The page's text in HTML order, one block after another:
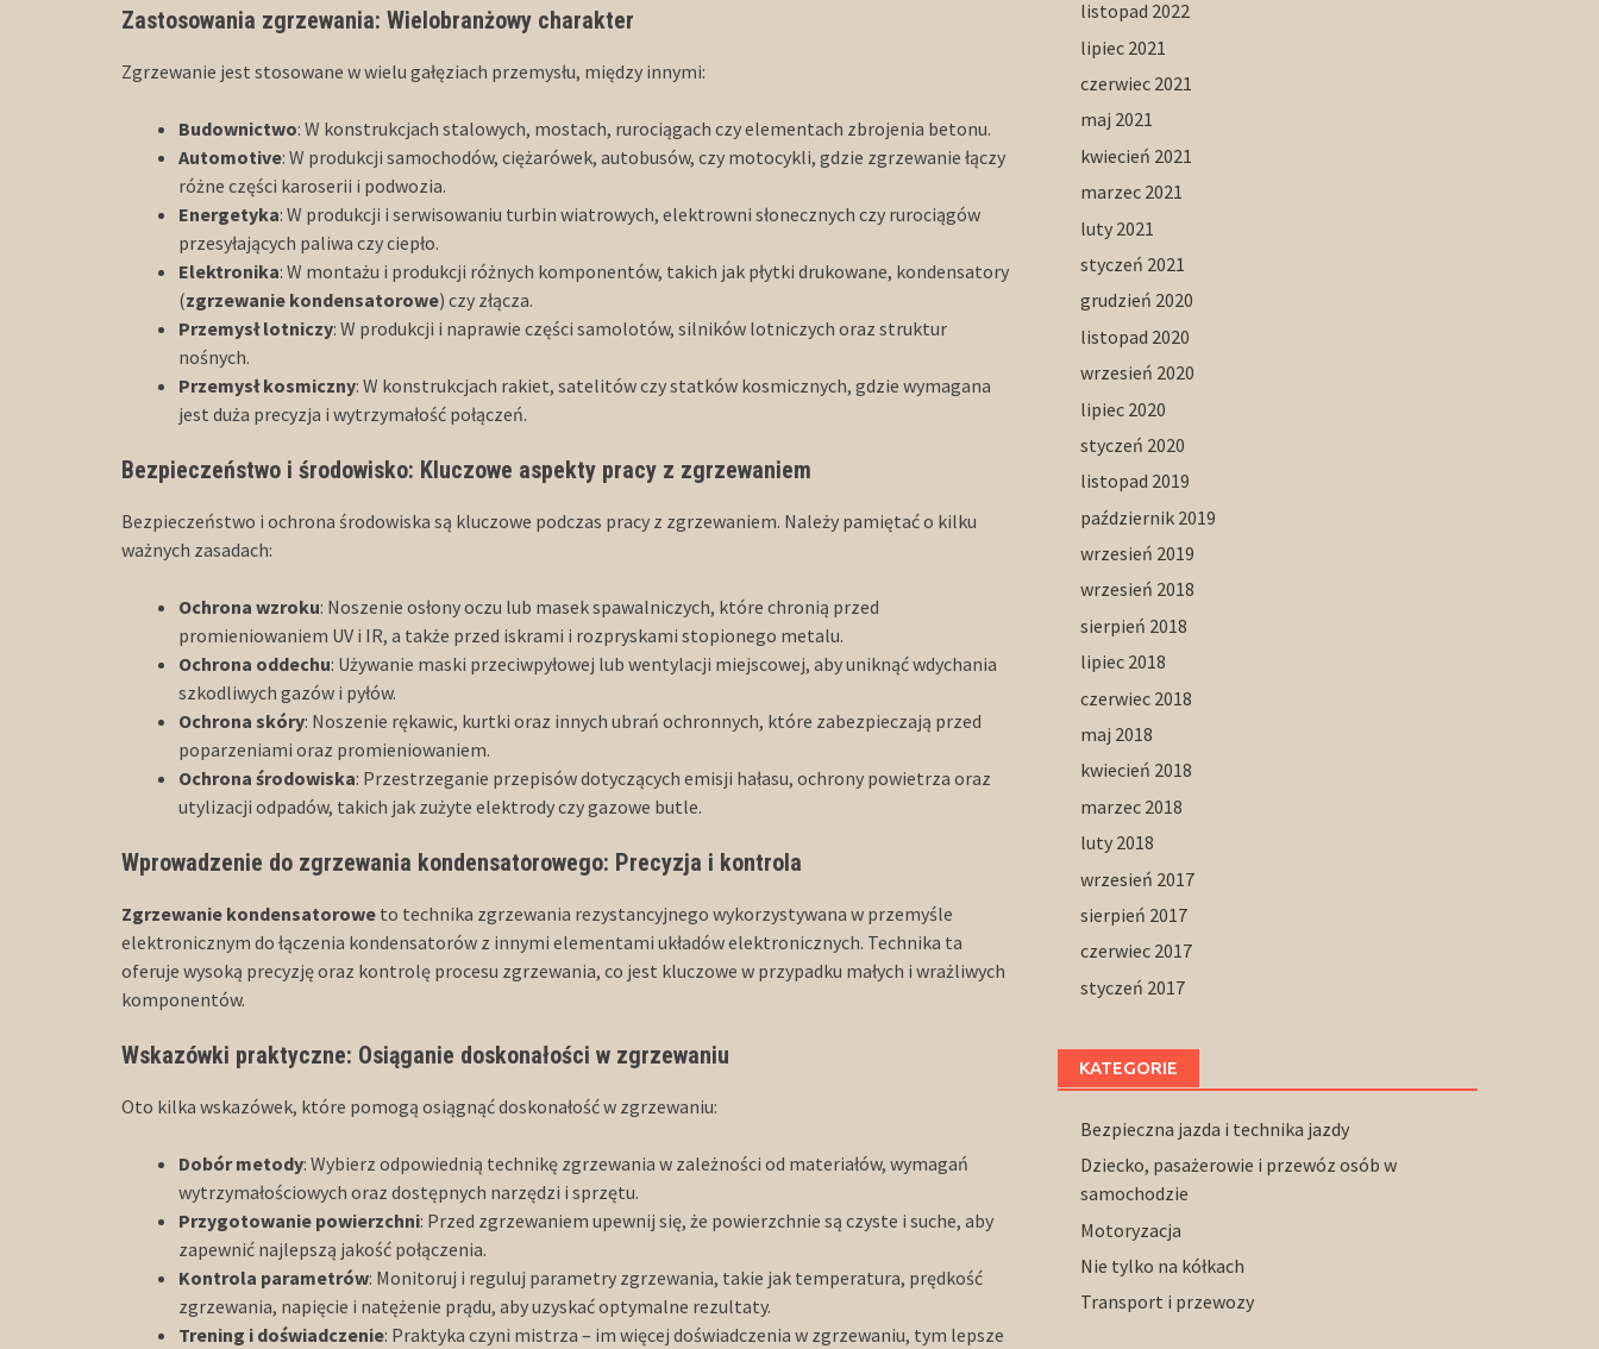
Zastosowania zgrzewania: Wielobranżowy charakter
Zgrzewanie jest stosowane w wielu gałęziach przemysłu, między innymi:
Budownictwo: W konstrukcjach stalowych, mostach, rurociągach czy elementach zbrojenia betonu.
Automotive: W produkcji samochodów, ciężarówek, autobusów, czy motocykli, gdzie zgrzewanie łączy
różne części karoserii i podwozia.
Energetyka: W produkcji i serwisowaniu turbin wiatrowych, elektrowni słonecznych czy rurociągów
przesyłających paliwa czy ciepło.
Elektronika: W montażu i produkcji różnych komponentów, takich jak płytki drukowane, kondensatory
(zgrzewanie kondensatorowe) czy złącza.
Przemysł lotniczy: W produkcji i naprawie części samolotów, silników lotniczych oraz struktur
nośnych.
Przemysł kosmiczny: W konstrukcjach rakiet, satelitów czy statków kosmicznych, gdzie wymagana
jest duża precyzja i wytrzymałość połączeń.
Bezpieczeństwo i środowisko: Kluczowe aspekty pracy z zgrzewaniem
Bezpieczeństwo i ochrona środowiska są kluczowe podczas pracy z zgrzewaniem. Należy pamiętać o kilku
ważnych zasadach:
Ochrona wzroku: Noszenie osłony oczu lub masek spawalniczych, które chronią przed
promieniowaniem UV i IR, a także przed iskrami i rozpryskami stopionego metalu.
Ochrona oddechu: Używanie maski przeciwpyłowej lub wentylacji miejscowej, aby uniknąć wdychania
szkodliwych gazów i pyłów.
Ochrona skóry: Noszenie rękawic, kurtki oraz innych ubrań ochronnych, które zabezpieczają przed
poparzeniami oraz promieniowaniem.
Ochrona środowiska: Przestrzeganie przepisów dotyczących emisji hałasu, ochrony powietrza oraz
utylizacji odpadów, takich jak zużyte elektrody czy gazowe butle.
Wprowadzenie do zgrzewania kondensatorowego: Precyzja i kontrola
Zgrzewanie kondensatorowe to technika zgrzewania rezystancyjnego wykorzystywana w przemyśle
elektronicznym do łączenia kondensatorów z innymi elementami układów elektronicznych. Technika ta
oferuje wysoką precyzję oraz kontrolę procesu zgrzewania, co jest kluczowe w przypadku małych i wrażliwych
komponentów.
Wskazówki praktyczne: Osiąganie doskonałości w zgrzewaniu
Oto kilka wskazówek, które pomogą osiągnąć doskonałość w zgrzewaniu:
Dobór metody: Wybierz odpowiednią technikę zgrzewania w zależności od materiałów, wymagań
wytrzymałościowych oraz dostępnych narzędzi i sprzętu.
Przygotowanie powierzchni: Przed zgrzewaniem upewnij się, że powierzchnie są czyste i suche, aby
zapewnić najlepszą jakość połączenia.
Kontrola parametrów: Monitoruj i reguluj parametry zgrzewania, takie jak temperatura, prędkość
zgrzewania, napięcie i natężenie prądu, aby uzyskać optymalne rezultaty.
Trening i doświadczenie: Praktyka czyni mistrza – im więcej doświadczenia w zgrzewaniu, tym lepsze
listopad 2022
lipiec 2021
czerwiec 2021
maj 2021
kwiecień 2021
marzec 2021
luty 2021
styczeń 2021
grudzień 2020
listopad 2020
wrzesień 2020
lipiec 2020
styczeń 2020
listopad 2019
październik 2019
wrzesień 2019
wrzesień 2018
sierpień 2018
lipiec 2018
czerwiec 2018
maj 2018
kwiecień 2018
marzec 2018
luty 2018
wrzesień 2017
sierpień 2017
czerwiec 2017
styczeń 2017
KATEGORIE
Bezpieczna jazda i technika jazdy
Dziecko, pasażerowie i przewóz osób w
samochodzie
Motoryzacja
Nie tylko na kółkach
Transport i przewozy